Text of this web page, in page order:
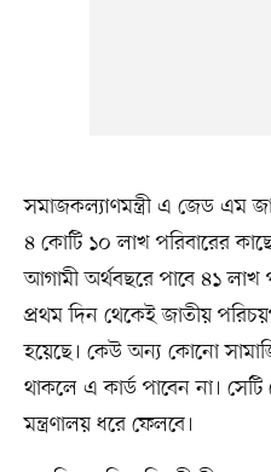
সমাজকল্যাণমন্ত্রী এ জেড এম
৪ কোটি ১০ লাখ পরিবারের
আগামী অর্থবছরে পাবে ৪১ লাখ
প্রথম দিন থেকেই জাতীয়
হয়েছে। কেউ অন্য কোনো
থাকলে এ কার্ড পাবেন না।
মন্ত্রণালয় ধরে ফেলবে।